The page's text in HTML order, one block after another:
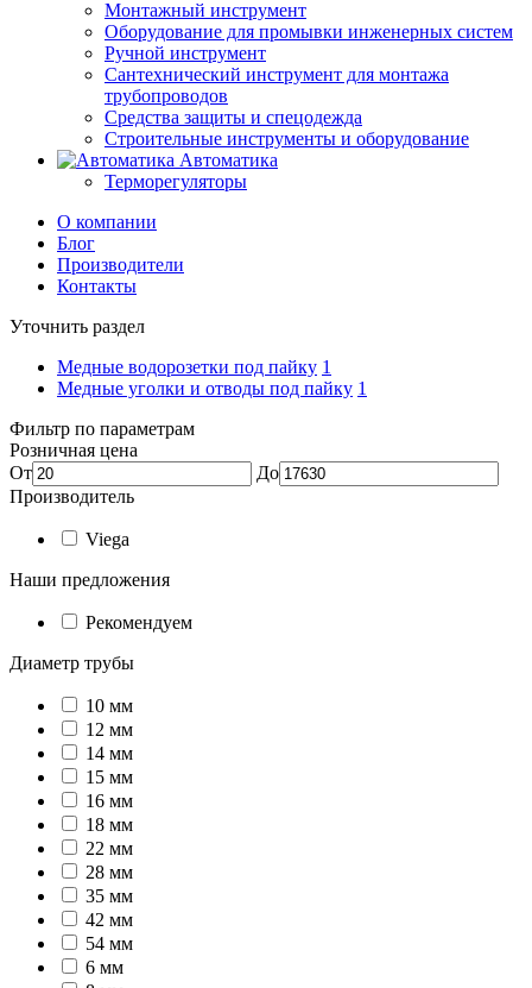
Монтажный инструмент
Оборудование для промывки инженерных систем
Ручной инструмент
Сантехнический инструмент для монтажа
трубопроводов
Средства защиты и спецодежда
Строительные инструменты и оборудование
Автоматика
Терморегуляторы
О компании
Блог
Производители
Контакты
Уточнить раздел
Медные водорозетки под пайку 1
Медные уголки и отводы под пайку 1
Фильтр по параметрам
Розничная цена
От
До
Производитель
Viega
Наши предложения
Рекомендуем
Диаметр трубы
10 мм
12 мм
14 мм
15 мм
16 мм
18 мм
22 мм
28 мм
35 мм
42 мм
54 мм
6 мм